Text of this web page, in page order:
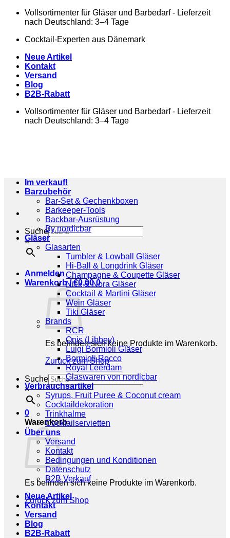
Zum
Vollsortimenter für Gläser und Barbedarf - Lieferzeit
nach Deutschland: 3–4 Tage
Cocktail-Experten aus Dänemark
Neue Artikel
Kontakt
Versand
Blog
B2B-Rabatt
Vollsortimenter für Gläser und Barbedarf - Lieferzeit
nach Deutschland: 3–4 Tage
Suche
×
Anmelden
Warenkorb /€0,00 0
Es befinden sich keine Produkte im Warenkorb.
Zurück zum Shop
Suche
×
0
Warenkorb
Es befinden sich keine Produkte im Warenkorb.
Zurück zum Shop
Im verkauf!
Barzubehör
Bar-Set & Gechenkboxen
Barkeeper-Tools
Backbar-Ausrüstung
By nordicbar
Gläser
Glasarten
Tumbler & Lowball Gläser
Hi-Ball & Longdrink Gläser
Champagne & Coupette Gläser
Nick & Nora Gläser
Cocktail & Martini Gläser
Wein Gläser
Tiki Gläser
Brands
RCR
Onis (Libbey)
Luigi Bormioli Gläser
Bormioli Rocco
Royal Leerdam
Glaswaren von nordicbar
Verbrauchsartikel
Syrups, Fruit Puree & Coconut cream
Cocktaildekoration
Trinkhalme
Cocktailservietten
Über uns
Versand
Kontakt
Bedingungen und Konditionen
Datenschutz
B2B Verkauf
Neue Artikel
Kontakt
Versand
Blog
B2B-Rabatt